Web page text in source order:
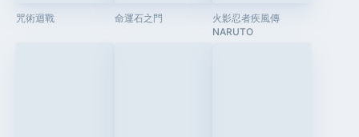
咒術迴戰 命運石之門
火影忍者疾風傳
NARUTO